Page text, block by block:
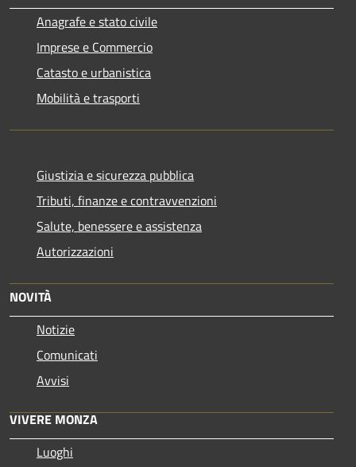
Anagrafe e stato civile
Imprese e Commercio
Catasto e urbanistica
Mobilità e trasporti
Giustizia e sicurezza pubblica
Tributi, finanze e contravvenzioni
Salute, benessere e assistenza
Autorizzazioni
NOVITÀ
Notizie
Comunicati
Avvisi
VIVERE MONZA
Luoghi